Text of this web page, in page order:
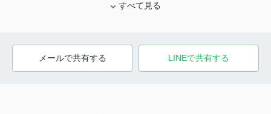
すべて見る
メールで共有する LINEで共有する